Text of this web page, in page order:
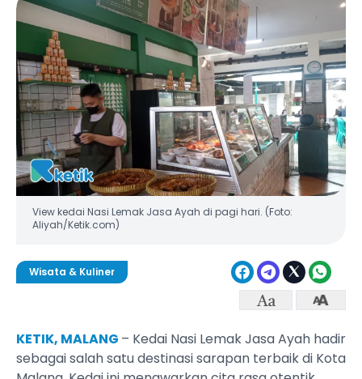
View kedai Nasi Lemak Jasa Ayah di pagi hari. (Foto:
Aliyah/Ketik.com)
Wisata & Kuliner
KETIK, MALANG – Kedai Nasi Lemak Jasa Ayah hadir
sebagai salah satu destinasi sarapan terbaik di Kota